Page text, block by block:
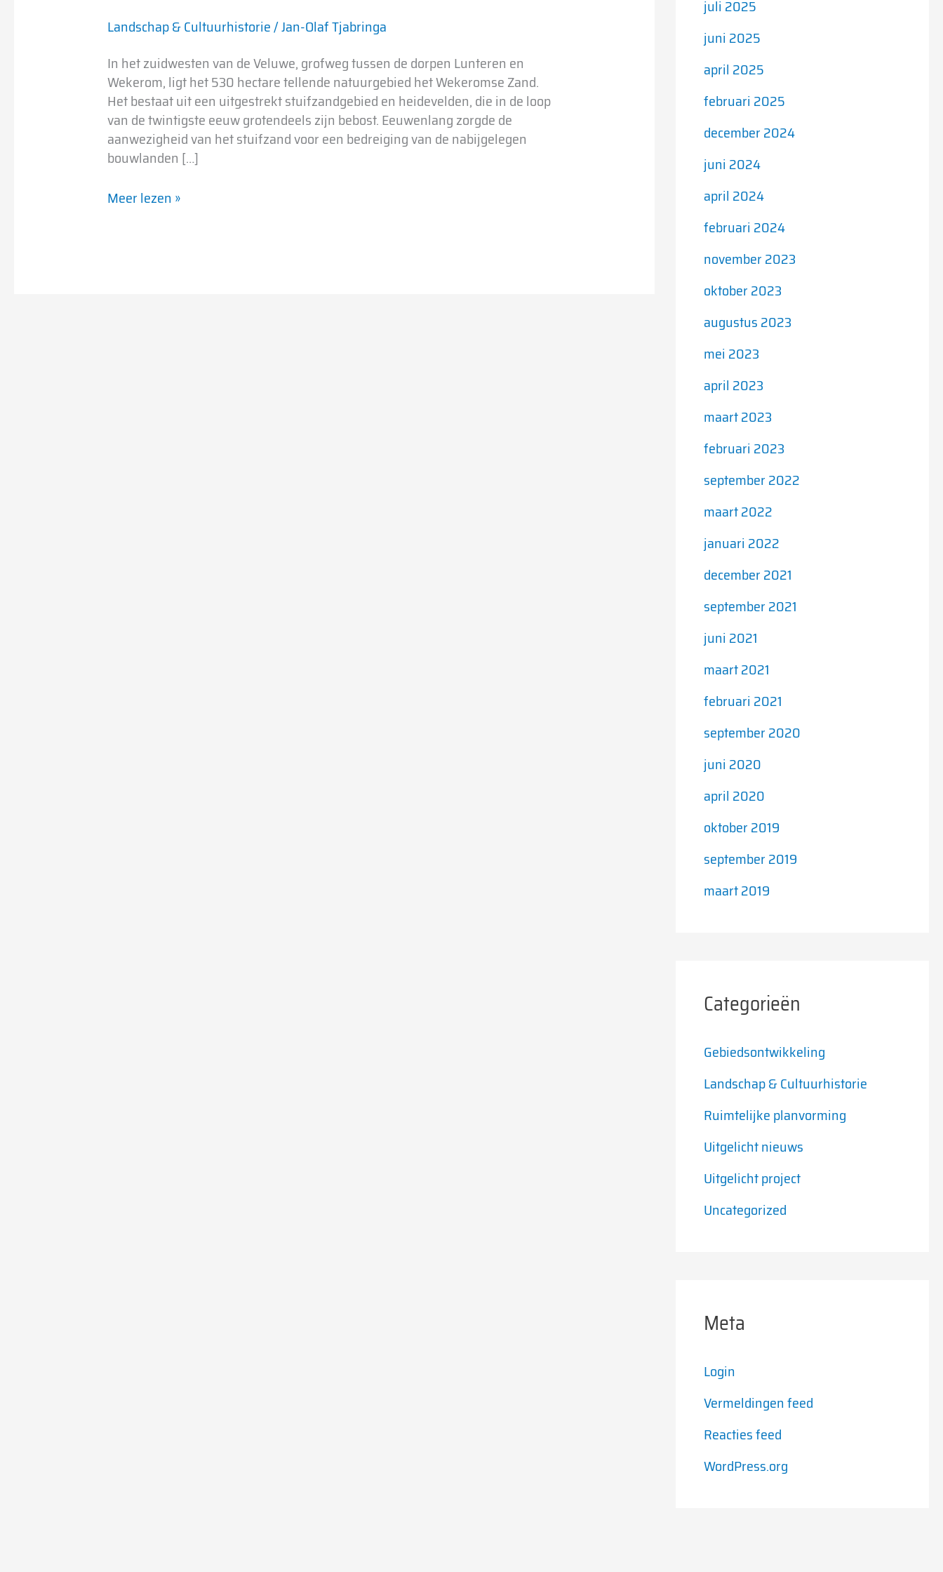
Landschap & Cultuurhistorie/Jan-Olaf Tjabringa
In het zuidwesten van de Veluwe, grofweg tussen de dorpen Lunteren en
Wekerom, ligt het 530 hectare tellende natuurgebied het Wekeromse Zand.
Het bestaat uit een uitgestrekt stuifzandgebied en heidevelden, die in de loop
van de twintigste eeuw grotendeels zijn bebost. Eeuwenlang zorgde de
aanwezigheid van het stuifzand voor een bedreiging van de nabijgelegen
bouwlanden […]
Meer lezen »
juli 2025
juni 2025
april 2025
februari 2025
december 2024
juni 2024
april 2024
februari 2024
november 2023
oktober 2023
augustus 2023
mei 2023
april 2023
maart 2023
februari 2023
september 2022
maart 2022
januari 2022
december 2021
september 2021
juni 2021
maart 2021
februari 2021
september 2020
juni 2020
april 2020
oktober 2019
september 2019
maart 2019
Categorieën
Gebiedsontwikkeling
Landschap & Cultuurhistorie
Ruimtelijke planvorming
Uitgelicht nieuws
Uitgelicht project
Uncategorized
Meta
Login
Vermeldingen feed
Reacties feed
WordPress.org